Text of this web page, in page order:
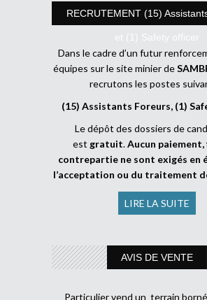
RECRUTEMENT (15)
et (1) Safety officer
Dans le cadre d’un futur
équipes sur le site minier de
recrutons les postes
(15) Assistants Foreurs, (1)
Le dépôt des dossiers de
est gratuit.Aucun paiement,
contrepartie ne sont exigés en
l’acceptation ou du traitement
LIRE LA SUITE
AVIS DE VENTE
Particulier vend un terrain borné